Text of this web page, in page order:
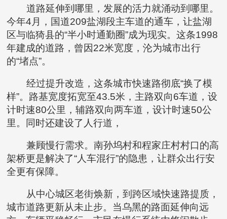
道路延伸到哪里，发展的活力就涌动到哪里。
今年4月，国道209盐湖段主车道的通车，让盐湖
区与临猗县的“半小时通勤圈”成为现实。这条1998
年建成的道路，曾因22米宽度，沦为城市出行
的“堵点”。
经过提升改造，这条城市快速路彻底“换了模
样”。路基宽度拓宽至43.5米，主路双向6车道，设
计时速80公里，辅路双向两车道，设计时速50公
里。同时还建设了人行道，
兼顾慢行需求。南孙坞村和程家庄村村口的高
架桥更是解决了“人车混行”的隐患，让群众出行安
全更有保障。
从中心城区老街焕新，到跨区域快速路提质，
城市道路更新从未止步。当乌黑的路面延伸向远